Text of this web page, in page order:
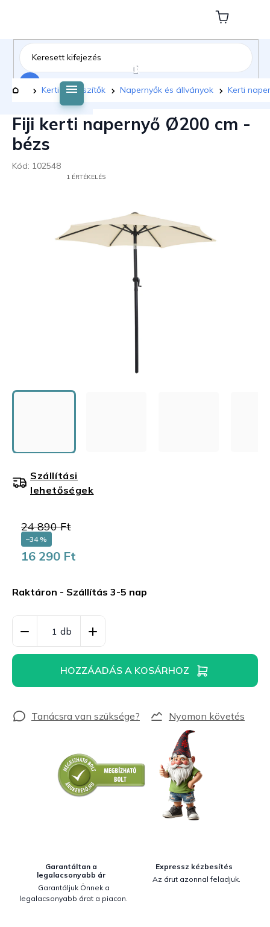
tartalomhoz
Kosár
Kezdőlap
Kerti kiegészítők Napernyők és állványok Kerti
Fiji kerti napernyő Ø200 cm -
bézs
Kód: 102548
1 ÉRTÉKELÉS
24 890 Ft
–34 %
16 290 Ft
Raktáron - Szállítás 3-5 nap
Szállítási
lehetőségek
HOZZÁADÁS A KOSÁRHOZ
Nyomon követés
Garantáltan a
legalacsonyabb ár
Garantáljuk Önnek a
legalacsonyabb árat a piacon.
Expressz kézbesítés
Az árut azonnal feladjuk.